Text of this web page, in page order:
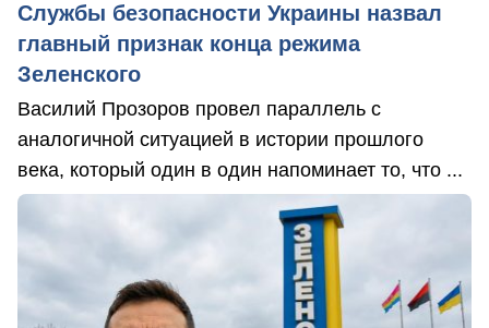
Службы безопасности Украины назвал
главный признак конца режима
Зеленского
Василий Прозоров провел параллель с
аналогичной ситуацией в истории прошлого
века, который один в один напоминает то, что ...